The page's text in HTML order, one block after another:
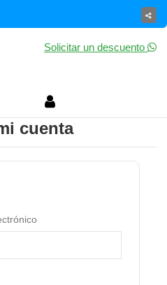
Solicitar un descuento
cuenta